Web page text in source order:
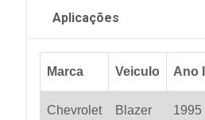
Aplicações
Marca Veiculo Ano
Chevrolet Blazer 1995